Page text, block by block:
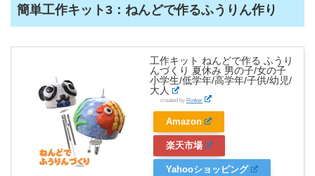
簡単工作キット3：ねんどで作るふうりん作り
工作キット ねんどで作る ふうり
んづくり 夏休み 男の子/女の子
小学生/低学年/高学年/子供/幼児/
大人
created by Rinker
Amazon
楽天市場
Yahooショッピング